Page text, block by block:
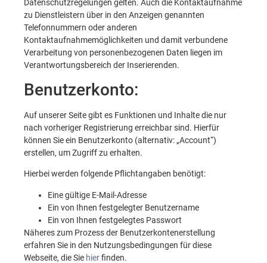
Datenschutzregelungen gelten. Auch die Kontaktaufnahme
zu Dienstleistern über in den Anzeigen genannten
Telefonnummern oder anderen
Kontaktaufnahmemöglichkeiten und damit verbundene
Verarbeitung von personenbezogenen Daten liegen im
Verantwortungsbereich der Inserierenden.
Benutzerkonto:
Auf unserer Seite gibt es Funktionen und Inhalte die nur
nach vorheriger Registrierung erreichbar sind. Hierfür
können Sie ein Benutzerkonto (alternativ: „Account“)
erstellen, um Zugriff zu erhalten.
Hierbei werden folgende Pflichtangaben benötigt:
Eine gültige E-Mail-Adresse
Ein von Ihnen festgelegter Benutzername
Ein von Ihnen festgelegtes Passwort
Näheres zum Prozess der Benutzerkontenerstellung
erfahren Sie in den Nutzungsbedingungen für diese
Webseite, die Sie hierfinden.